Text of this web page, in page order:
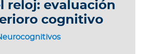
reloj: evaluación
cognitivo